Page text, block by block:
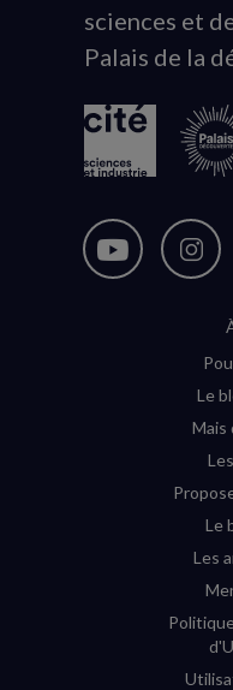
du
logo
sciences et
Palais de la
Nous
Nous
Le
Mais
Le
Les